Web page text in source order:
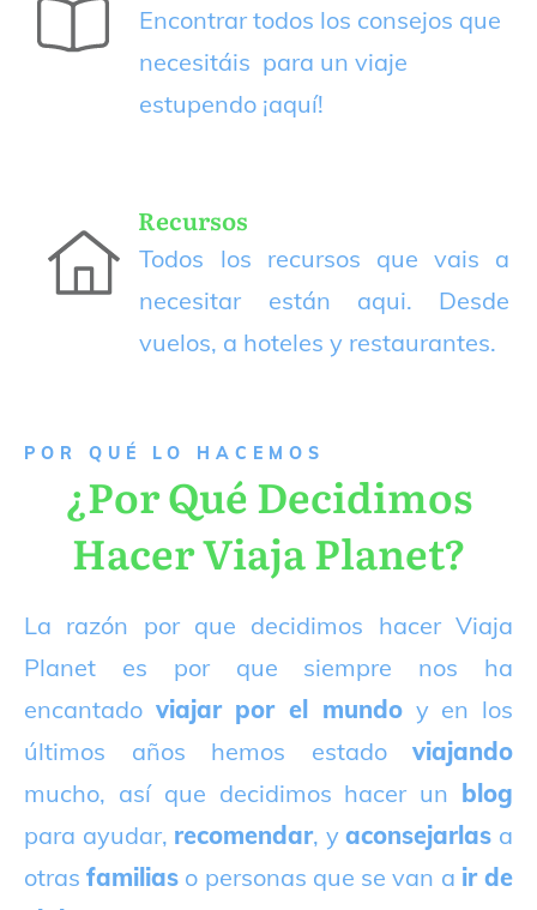
Encontrar todos los consejos que
necesitáis para un viaje
estupendo ¡aquí!
Recursos
Todos los recursos que vais a
necesitar están aqui. Desde
vuelos, a hoteles y restaurantes.
P OR QUÉ LO HACEMOS
¿Por Qué Decidimos
Hacer Viaja Planet?
La razón por que decidimos hacer Viaja
Planet es por que siempre nos ha
encantado viajar por el mundoy en los
últimos años hemos estado viajando
mucho, así que decidimos hacer un blog
para ayudar, recomendar, yaconsejarlas a
otrasfamilias o personas que se van a ir de